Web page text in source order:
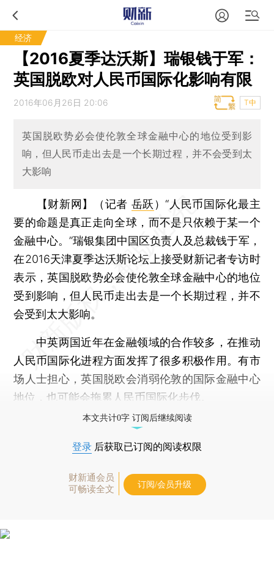
经济
【2016夏季达沃斯】瑞银钱于军：
英国脱欧对人民币国际化影响有限
2016年06月26日 20:06 T中
英国脱欧势必会使伦敦全球金融中心的地位受到影
响，但人民币走出去是一个长期过程，并不会受到太
大影响
【财新网】（记者 岳跃 ）“人民币国际化最主
要的命题是真正走向全球，而不是只依赖于某一个
金融中心。”瑞银集团中国区负责人及总裁钱于军，
在2016天津夏季达沃斯论坛上接受财新记者专访时
表示，英国脱欧势必会使伦敦全球金融中心的地位
受到影响，但人民币走出去是一个长期过程，并不
会受到太大影响。
中英两国近年在金融领域的合作较多，在推动
人民币国际化进程方面发挥了很多积极作用。有市
场人士担心，英国脱欧会消弱伦敦的国际金融中心
地位，也可能会拖累人民币国际化步伐。
本文共计0字 订阅后继续阅读
登录 后获取已订阅的阅读权限
财新通会员
可畅读全文
订阅/会员升级